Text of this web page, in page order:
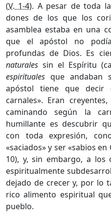
(V. 1-4). A pesar de toda
dones de los que los
asamblea estaba en una
que el apóstol no
profundas de Dios. Es
naturales sin el Espíritu
espirituales que andaban
apóstol tiene que decir
carnales». Eran
caminando según la
humillante es descubrir
con toda expresión,
«saciados» y ser «sabios
10), y, sin embargo, a los
espiritualmente
dejado de crecer y, por lo
rico alimento espiritual
pueblo.